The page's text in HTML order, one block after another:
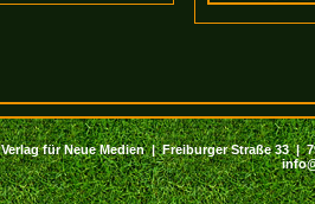
Verlag für Neue Medien | Freiburger Straße 33 |